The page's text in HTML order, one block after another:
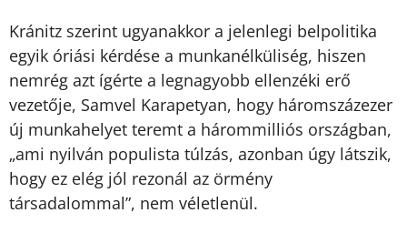
Kránitz szerint ugyanakkor a jelenlegi belpolitika
egyik óriási kérdése a munkanélküliség, hiszen
nemrég azt ígérte a legnagyobb ellenzéki erő
vezetője, Samvel Karapetyan, hogy háromszázezer
új munkahelyet teremt a hárommilliós országban,
„ami nyilván populista túlzás, azonban úgy látszik,
hogy ez elég jól rezonál az örmény
társadalommal”, nem véletlenül.